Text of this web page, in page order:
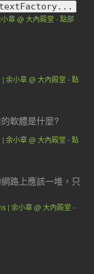
章 @ 大內殿堂 - 點部
余小章 @ 大內殿堂 - 點
軟體是什麼?
余小章 @ 大內殿堂 - 點
路上應該一堆，只
| 余小章 @ 大內殿堂 -